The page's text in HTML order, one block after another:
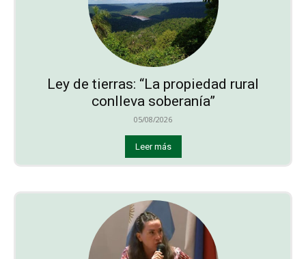
Ley de tierras: “La propiedad rural
conlleva soberanía”
05/08/2026
Leer más